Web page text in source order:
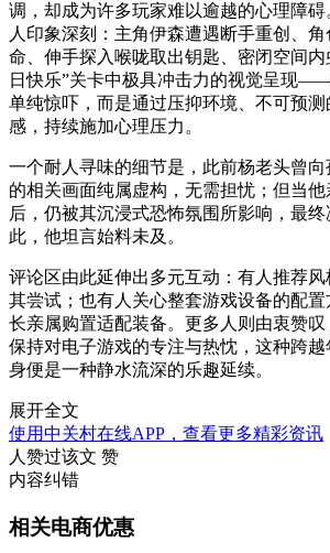
调，却成为许多玩家难以逾越的心理障
人印象深刻：主角伊森遭遇断手重创、
命、伸手探入喉咙取出钥匙、密闭空间内
日快乐”关卡中极具冲击力的视觉呈现
单纯惊吓，而是通过压抑环境、不可预测
感，持续施加心理压力。
一个耐人寻味的细节是，此前杨老头曾
的相关画面纯属虚构，无需担忧；但当
后，仍被其沉浸式恐怖氛围所影响，最
此，他坦言始料未及。
评论区由此延伸出多元互动：有人推荐
其尝试；也有人关心整套游戏设备的配
长亲属购置适配装备。更多人则由衷赞
保持对电子游戏的专注与热忱，这种跨
身便是一种静水流深的乐趣延续。
展开全文
使用中关村在线APP，查看更多精彩资讯
人赞过该文 赞
内容纠错
相关电商优惠